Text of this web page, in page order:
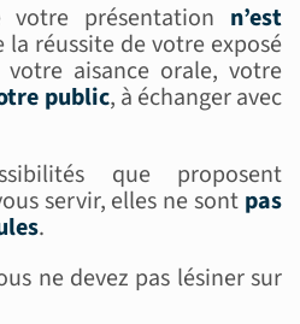
présentation n’est
la réussite de votre exposé
aisance orale, votre
public, à échanger avec
que proposent
servir, elles ne sont pas
.
ne devez pas lésiner sur